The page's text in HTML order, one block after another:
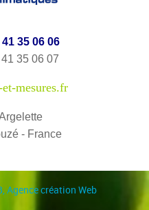
35 06 06
35 06 07
mesures.fr
- France
, Agence création Web